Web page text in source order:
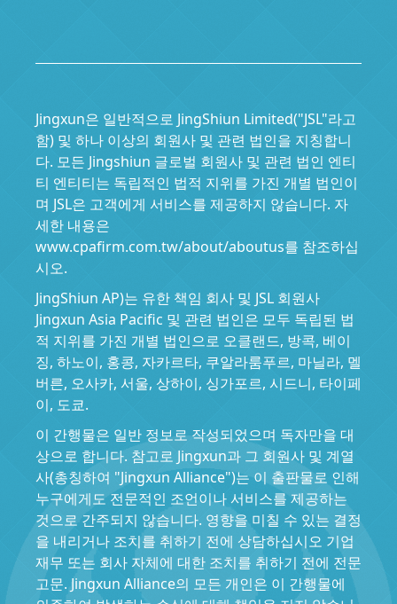
Jingxun은 일반적으로 JingShiun Limited("JSL"라고
함) 및 하나 이상의 회원사 및 관련 법인을 지칭합니
다. 모든 Jingshiun 글로벌 회원사 및 관련 법인 엔티
티 엔티티는 독립적인 법적 지위를 가진 개별 법인이
며 JSL은 고객에게 서비스를 제공하지 않습니다. 자
세한 내용은
www.cpafirm.com.tw/about/aboutus를 참조하십
시오.
JingShiun AP)는 유한 책임 회사 및 JSL 회원사
Jingxun Asia Pacific 및 관련 법인은 모두 독립된 법
적 지위를 가진 개별 법인으로 오클랜드, 방콕, 베이
징, 하노이, 홍콩, 자카르타, 쿠알라룸푸르, 마닐라, 멜
버른, 오사카, 서울, 상하이, 싱가포르, 시드니, 타이페
이, 도쿄.
이 간행물은 일반 정보로 작성되었으며 독자만을 대
상으로 합니다. 참고로 Jingxun과 그 회원사 및 계열
사(총칭하여 "Jingxun Alliance")는 이 출판물로 인해
누구에게도 전문적인 조언이나 서비스를 제공하는
것으로 간주되지 않습니다. 영향을 미칠 수 있는 결정
을 내리거나 조치를 취하기 전에 상담하십시오 기업
재무 또는 회사 자체에 대한 조치를 취하기 전에 전문
고문. Jingxun Alliance의 모든 개인은 이 간행물에